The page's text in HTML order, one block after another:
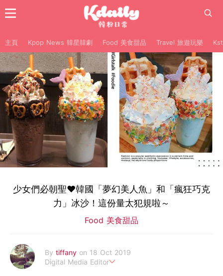
主頁 Kpop News 韓星韓劇 Food 美食甜品 Travel 旅遊玩樂
少女們必朝聖♥韓國「夢幻美人魚」和「瘋狂巧克
力」冰沙！這份量太犯規啦～
Food 美食甜品
By tiffany on 18 Oct 2019
Digital Media Editor